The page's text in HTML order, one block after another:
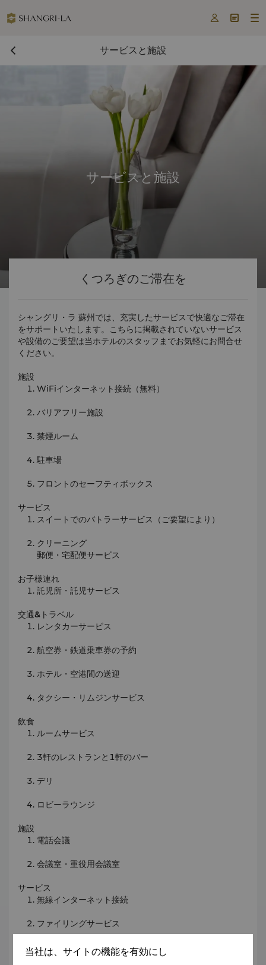
  
サービスと施設
サービスと施設
くつろぎのご滞在を
シャングリ・ラ 蘇州では、充実したサービスで快適なご滞在
をサポートいたします。こちらに掲載されていないサービス
や設備のご要望は当ホテルのスタッフまでお気軽にお問合せ
ください。
施設
WiFiインターネット接続（無料）
バリアフリー施設
禁煙ルーム
駐車場
フロントのセーフティボックス
サービス
スイートでのバトラーサービス（ご要望により）
クリーニング
郵便・宅配便サービス
お子様連れ
託児所・託児サービス
交通&トラベル
レンタカーサービス
航空券・鉄道乗車券の予約
ホテル・空港間の送迎
タクシー・リムジンサービス
飲食
ルームサービス
3軒のレストランと1軒のバー
デリ
ロビーラウンジ
施設
電話会議
会議室・重役用会議室
サービス
無線インターネット接続
ファイリングサービス
宅配便サービス
当社は、サイトの機能を有効にし